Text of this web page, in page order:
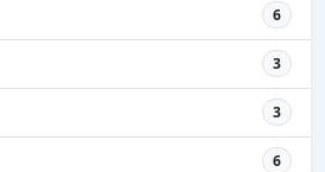
6
3
3
6